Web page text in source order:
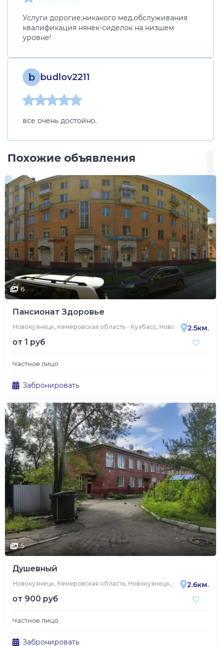
Услуги дорогие,никакого мед.обслуживания
квалификация нянек-сиделок на низшем
уровне!
b budlov2211
все очень достойно.
Похожие объявления
6
Пансионат Здоровье
Новокузнецк, Кемеровская область - Кузбасс, Новокузнецк,
2.5км.
от 1 руб
Частное лицо
Забронировать
5
Душевный
Новокузнецк, Кемеровская область, Новокузнецк, улица2.6км.
от 900 руб
Частное лицо
Забронировать